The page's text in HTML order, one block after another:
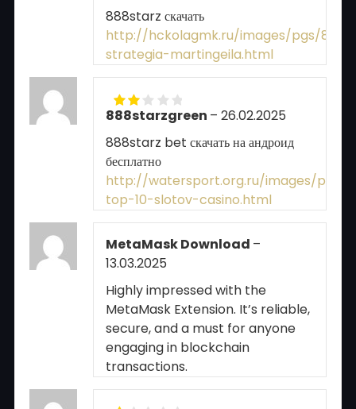
888starz скачать
http://hckolagmk.ru/images/pgs/
strategia-martingeila.html
Rated
of 5
888starzgreen – 26.02.2025
888starz bet скачать на андроид
бесплатно
http://watersport.org.ru/images/pgs/
top-10-slotov-casino.html
MetaMask Download –
13.03.2025
Highly impressed with the
MetaMask Extension. It’s reliable,
secure, and a must for anyone
engaging in blockchain
transactions.